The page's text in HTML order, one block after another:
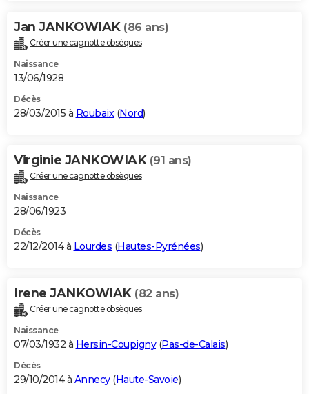
Jan JANKOWIAK (86 ans)
Créer une cagnotte obsèques
Naissance
13/06/1928
Décès
28/03/2015 à Roubaix(Nord)
Virginie JANKOWIAK (91 ans)
Créer une cagnotte obsèques
Naissance
28/06/1923
Décès
22/12/2014 à Lourdes (Hautes-Pyrénées)
Irene JANKOWIAK (82 ans)
Créer une cagnotte obsèques
Naissance
07/03/1932 à Hersin-Coupigny(Pas-de-Calais)
Décès
29/10/2014 à Annecy(Haute-Savoie)